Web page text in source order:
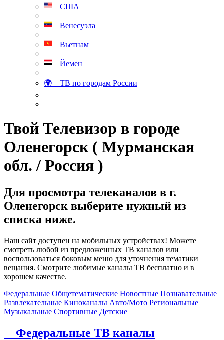
США
Венесуэла
Вьетнам
Йемен
🌍 ТВ по городам России
Твой Телевизор в городе
Оленегорск ( Мурманская
обл. / Россия )
Для просмотра телеканалов в г.
Оленегорск выберите нужный из
списка ниже.
Наш сайт доступен на мобильных устройствах! Можете
смотреть любой из предложенных ТВ каналов или
воспользоваться боковым меню для уточнения тематики
вещания. Смотрите любимые каналы ТВ бесплатно и в
хорошем качестве.
Федеральные Общетематические Новостные Познавательные
Развлекательные Киноканалы Авто/Мото Региональные
Музыкальные Спортивные Детские
Федеральные ТВ каналы